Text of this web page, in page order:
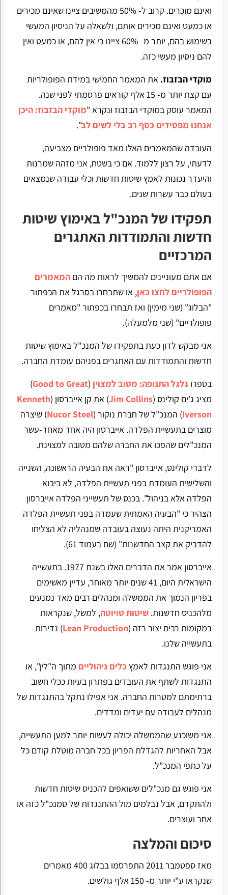
ואינם מוכרים. קרוב ל- 50% מהמשיבים ציינו שאינם מכירים
או כמעט ואינם מכירים אותם, ולשאלה על הניסיון המעשי
בשימוש בהם, יותר מ- 60% ציינו כי אין להם, או כמעט ואין
להם ניסיון מעשי כזה.
מוקדי הבזבוז. את המאמר החמישי במידת הפופולריות
עם קצת יותר מ- 15 אלף קוראים פרסמתי לפני שנה.
המאמר עוסק במוקדי הבזבוז ונקרא "מוקדי הבזבוז: היכן
אנחנו מפסידים כסף רב בלי לשים לב".
העובדה שהמאמרים האלו מאד פופולריים מצביעה,
לדעתי, על רצון ללמוד. אם כי בשטח, אני מזהה שמרנות
והיעדר נכונות לאמץ שיטות חדשות וכלי עבודה שנמצאים
בעולם כבר עשרות שנים.
תפקידו של המנכ"ל באימוץ שיטות
חדשות והתמודדות האתגרים
המרכזיים
אם אתם מעוניינים להמשיך לראות מה הם המאמרים
הפופולריים לחצו כאן, או שתבחרו בסרגל את הכפתור
"הבלוג" (שני מימין) ואז תבחרו בכפתור "מאמרים
פופולריים" (שני מלמעלה).
אני מבקש לדון כעת בתפקידו של המנכ"ל באימוץ שיטות
חדשות והתמודדות עם האתגרים בפניהם עומדת החברה.
בספרו גלגל התנופה: מטוב למצוין (
Good to Great
)
מציג ג'ים קולינס (Jim Collins) את קן אייברסון (Kenneth
Iverson) המנכ"ל של חברת נוקור (Nucor Steel) שיצרה
מוצרים בתעשיית הפלדה. אייברסון היה אחד מאחד-עשר
המנכ"לים שהפכו את החברה שלהם מטובה למצוינת.
לדברי קולינס, אייברסון "ראה את הבעיה הראשונה, השנייה
והשלישית העומדת בפני תעשיית הפלדה, לא ביבוא
הפלדה אלא בניהול". בכנס של תעשייני הפלדה אייברסון
הצהיר כי "הבעיה האמתית שעמדה בפני תעשיית הפלדה
האמריקנית היתה נעוצה בעובדה שמנהליה לא הצליחו
להדביק את קצב החדשנות" (שם בעמוד 61).
אייברסון אמר את הדברים האלו בשנת 1977. בתעשייה
הישראלית היום, 41 שנים יותר מאוחר, עדיין מאשימים
בפריון הנמוך את הממשלה ומנהלים רבים מאד נמנעים
מלהכניס חדשנות. שיטות טויוטה, למשל, שנקראות
במקומות רבים יצור רזה (Lean Production) נדירות
בתעשייה שלנו.
אני פוגש התנגדות לאמץ כלים ניהוליים מתוך ה"לין", או
התנגדות לשתף את העובדים בפתרון בעיות ככלי חשוב
ברתימתם למטרות החברה. אני אפילו נתקל בהתנגדות של
מנהלים לעבודה עם יעדים ומדדים.
אני משוכנע שהממשלה יכולה לעשות יותר למען התעשייה,
אבל האחריות להגדלת הפריון בכל חברה מוטלת קודם כל
על כתפי המנכ"ל.
אני פוגש גם מנכ"לים ששואפים להכניס שיטות חדשות
ולהתקדם, אבל נבלמים מול ההתנגדות של סמנכ"ל כזה או
אחר ועוצרים.
סיכום והמלצה
מאז ספטמבר 2011 התפרסמו בבלוג 400 מאמרים
שנקראו ע"י יותר מ- 150 אלף גולשים.